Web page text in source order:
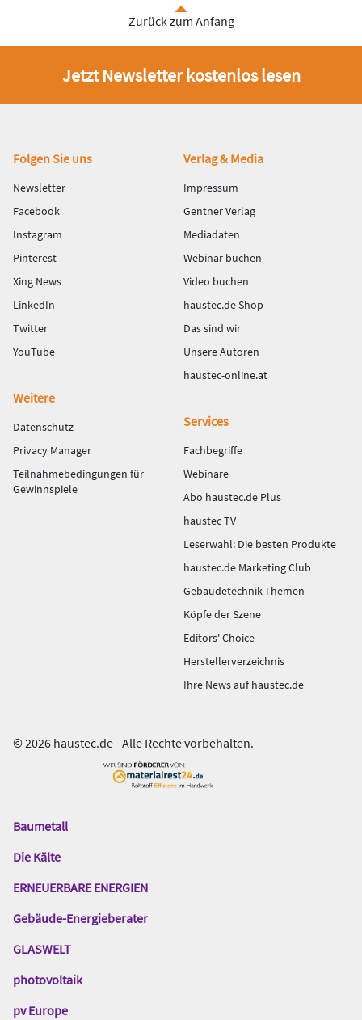
Zurück zum Anfang
Jetzt Newsletter kostenlos lesen
Fußbereich
Folgen Sie uns
Newsletter
Facebook
Instagram
Pinterest
Xing News
LinkedIn
Twitter
YouTube
Verlag & Media
Impressum
Gentner Verlag
Mediadaten
Webinar buchen
Video buchen
haustec.de Shop
Das sind wir
Unsere Autoren
haustec-online.at
Weitere
Datenschutz
Privacy Manager
Teilnahmebedingungen für
Gewinnspiele
Services
Fachbegriffe
Webinare
Abo haustec.de Plus
haustec TV
Leserwahl: Die besten Produkte
haustec.de Marketing Club
Gebäudetechnik-Themen
Köpfe der Szene
Editors' Choice
Herstellerverzeichnis
Ihre News auf haustec.de
© 2026 haustec.de - Alle Rechte vorbehalten.
Das
Gentner
Baumetall
Die Kälte
ERNEUERBARE ENERGIEN
Gebäude-Energieberater
GLASWELT
photovoltaik
pv Europe